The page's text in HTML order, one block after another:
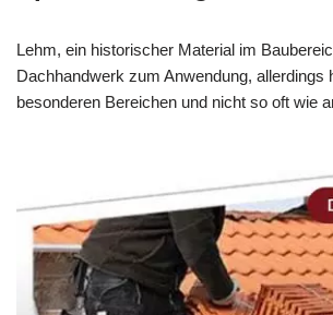
Lehm, ein historischer Material im
Dachhandwerk zum Anwendung, allerdings
besonderen Bereichen und nicht so oft wie